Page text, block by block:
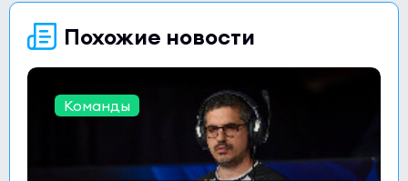
Похожие новости
Команды